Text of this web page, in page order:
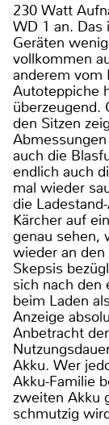
230 Watt
WD 1 an. Das
Geräten
vollkommen
anderem vom
Autoteppiche
überzeugend.
den Sitzen
auch die
endlich auch
mal wieder
die
Kärcher auf
genau sehen,
wieder an
Skepsis
sich nach den
beim Laden
Anzeige
Anbetracht
Akku. Wer
Akku-Familie
zweiten Akku
schmutzig